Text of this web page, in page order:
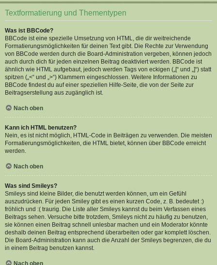
Textformatierung und Thementypen
Was ist BBCode?
BBCode ist eine spezielle Umsetzung von HTML, die dir weitreichende
Formatierungsmöglichkeiten für deinen Text gibt. Die Rechte zur Verwendung
von BBCode werden durch die Board-Administration vergeben, können jedoch
auch durch dich für jeden einzelnen Beitrag deaktiviert werden. BBCode ist
ähnlich wie HTML aufgebaut, jedoch werden Tags von eckigen („[“ und „]“) statt
spitzen („<“ und „>“) Klammern eingeschlossen. Weitere Informationen zu
BBCode findest du auf einer speziellen Hilfe-Seite, die von der Seite zur
Beitragserstellung aus zugänglich ist.
Nach oben
Kann ich HTML benutzen?
Nein, es ist nicht möglich, HTML-Code in Beiträgen zu verwenden. Die meisten
Formatierungsmöglichkeiten, die HTML bietet, können über BBCode erreicht
werden.
Nach oben
Was sind Smileys?
Smileys sind kleine Bilder, die benutzt werden können, um ein Gefühl
auszudrücken. Für jeden Smiley gibt es einen kurzen Code, z. B. bedeutet :)
fröhlich und :( traurig. Die Liste aller Smileys kannst du beim Verfassen eines
Beitrags sehen. Versuche bitte trotzdem, Smileys nicht zu häufig zu benutzen,
sie können einen Beitrag schnell unlesbar machen und ein Moderator könnte
deshalb deinen Beitrag entsprechend überarbeiten oder gar komplett löschen.
Die Board-Administration kann auch die Anzahl der Smileys begrenzen, die du
in einem Beitrag benutzen kannst.
Nach oben